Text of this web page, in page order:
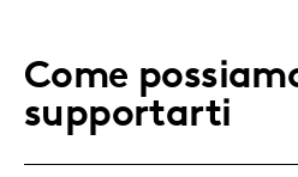
Come
supportarti